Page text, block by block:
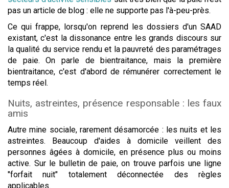
pas un article de blog : elle ne supporte pas l'à-peu-près.
Ce qui frappe, lorsqu'on reprend les dossiers d'un SAAD
existant, c'est la dissonance entre les grands discours sur
la qualité du service rendu et la pauvreté des paramétrages
de paie. On parle de bientraitance, mais la première
bientraitance, c'est d'abord de rémunérer correctement le
temps réel.
Nuits, astreintes, présence responsable : les faux
amis
Autre mine sociale, rarement désamorcée : les nuits et les
astreintes. Beaucoup d'aides à domicile veillent des
personnes âgées à domicile, en présence plus ou moins
active. Sur le bulletin de paie, on trouve parfois une ligne
"forfait nuit" totalement déconnectée des règles
applicables.